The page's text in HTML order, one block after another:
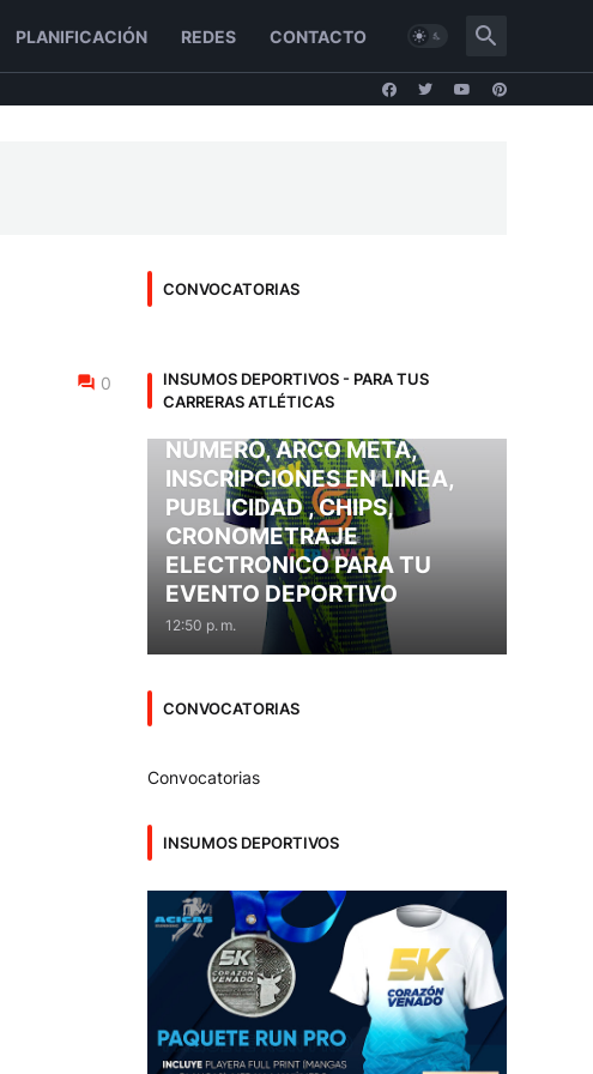
PLANIFICACIÓN REDES CONTACTO
0
CONVOCATORIAS
INSUMOS DEPORTIVOS - PARA TUS
CARRERAS ATLÉTICAS
INSUMOS DEPORTIVOS:
NÚMERO, ARCO META,
INSCRIPCIONES EN LINEA,
PUBLICIDAD , CHIPS,
CRONOMETRAJE
ELECTRONICO PARA TU
EVENTO DEPORTIVO
12:50 p. m.
CONVOCATORIAS
Convocatorias
INSUMOS DEPORTIVOS